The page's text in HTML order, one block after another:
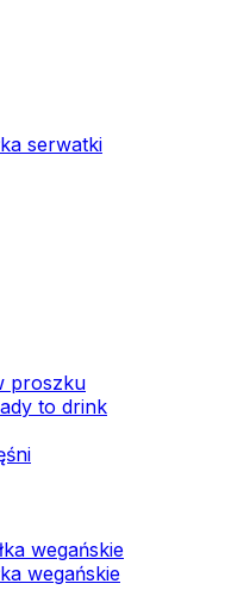
serwatki
proszku
to drink
wegańskie
wegańskie